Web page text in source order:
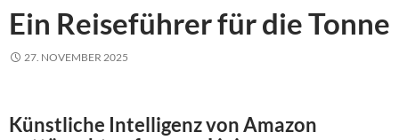
Ein Reiseführer für die Tonne
27. NOVEMBER 2025
Künstliche Intelligenz von Amazon